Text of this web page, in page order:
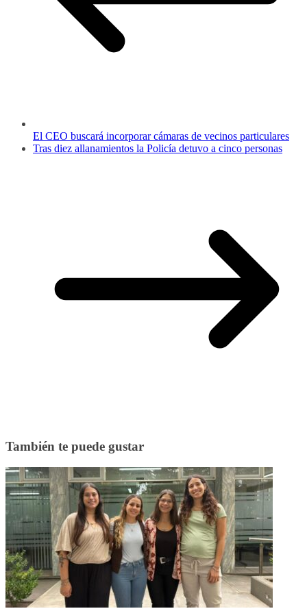
El CEO buscará incorporar cámaras de vecinos particulares
Tras diez allanamientos la Policía detuvo a cinco personas
También te puede gustar